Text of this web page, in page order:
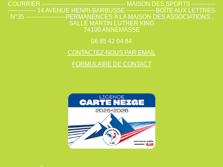
COURRIER ------------------------------------------ MAISON DES SPORTS ------------
-------------- 14 AVENUE HENRI-BARBUSSE -------------- BOÎTE AUX LETTRES
N°35 --------------------PERMANENCES À LA MAISON DES ASSOCIATIONS ,
SALLE MARTIN LUTHER KING
74100ANNEMASSE
06 85 42 04 84
CONTACTEZ-NOUS PAR EMAIL
FORMULAIRE DE CONTACT